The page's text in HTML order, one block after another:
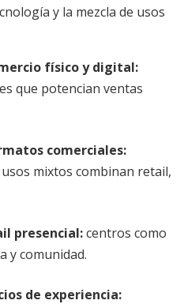
y la mezcla de usos
físico y digital:
que potencian ventas
comerciales:
mixtos combinan retail,
presencial:centros como
y comunidad.
de experiencia: